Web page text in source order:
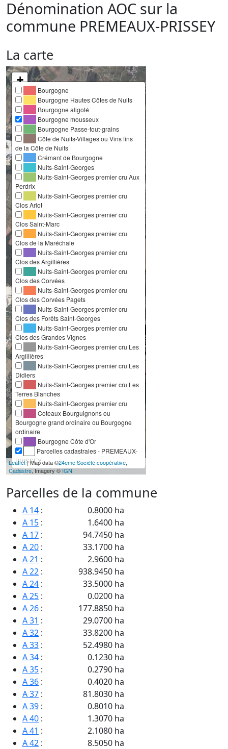
Dénomination AOC sur la
commune PREMEAUX-PRISSEY
La carte
+
−
Bourgogne
Bourgogne Hautes Côtes de Nuits
Bourgogne aligoté
Bourgogne mousseux
Bourgogne Passe-tout-grains
Côte de Nuits-Villages ou Vins fins
de la Côte de Nuits
Crémant de Bourgogne
Nuits-Saint-Georges
Nuits-Saint-Georges premier cru Aux
Perdrix
Nuits-Saint-Georges premier cru
Clos Arlot
Nuits-Saint-Georges premier cru
Clos Saint-Marc
Nuits-Saint-Georges premier cru
Clos de la Maréchale
Nuits-Saint-Georges premier cru
Clos des Argillières
Nuits-Saint-Georges premier cru
Clos des Corvées
Nuits-Saint-Georges premier cru
Clos des Corvées Pagets
Nuits-Saint-Georges premier cru
Clos des Forêts Saint-Georges
Nuits-Saint-Georges premier cru
Clos des Grandes Vignes
Nuits-Saint-Georges premier cru Les
Argillières
Nuits-Saint-Georges premier cru Les
Didiers
Nuits-Saint-Georges premier cru Les
Terres Blanches
Nuits-Saint-Georges premier cru
Coteaux Bourguignons ou
Bourgogne grand ordinaire ou Bourgogne
ordinaire
Bourgogne Côte d'Or
Parcelles cadastrales - PREMEAUX-
PRISSEY
Leaflet| Map data ©24eme Société coopérative,
Cadastre, Imagery ©IGN
Parcelles de la commune
A 14 :
0.8000 ha
A 15 :
1.6400 ha
A 17 :
94.7450 ha
A 20 :
33.1700 ha
A 21 :
2.9600 ha
A 22 :
938.9450 ha
A 24 :
33.5000 ha
A 25 :
0.0200 ha
A 26 :
177.8850 ha
A 31 :
29.0700 ha
A 32 :
33.8200 ha
A 33 :
52.4980 ha
A 34 :
0.1230 ha
A 35 :
0.2790 ha
A 36 :
0.4020 ha
A 37 :
81.8030 ha
A 39 :
0.8010 ha
A 40 :
1.3070 ha
A 41 :
2.1080 ha
A 42 :
8.5050 ha